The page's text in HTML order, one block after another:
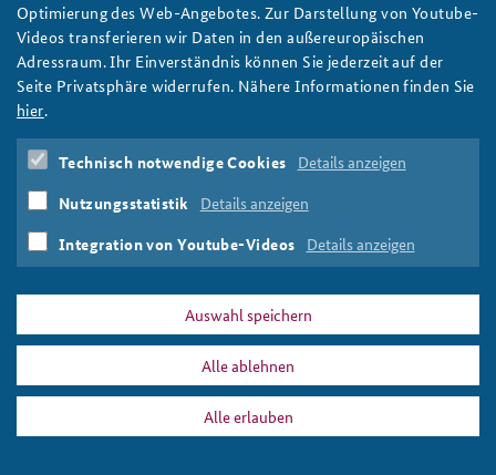
pavel_vankaflickrcc_by-nc-nd_2.0
2018-7.jpg
Optimierung des Web-Angebotes. Zur Darstellung von Youtube-
Videos transferieren wir Daten in den außereuropäischen
Adressraum. Ihr Einverständnis können Sie jederzeit auf der
Seite Privatsphäre widerrufen. Nähere Informationen finden Sie
hier.
Technisch notwendige Cookies Details anzeigen
Nutzungsstatistik Details anzeigen
Integration von Youtube-Videos Details anzeigen
Auswahl speichern
Alle ablehnen
Alle erlauben